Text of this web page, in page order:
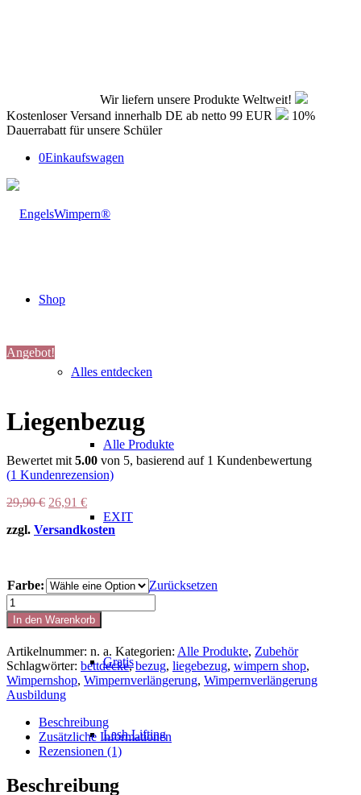
Wir liefern unsere Produkte Weltweit!
Kostenloser Versand innerhalb DE ab netto 99 EUR
10%
Dauerrabatt für unsere Schüler
0Einkaufswagen
Shop
Alles entdecken
Alle Produkte
EXIT
SALE %
Gratis
Lash Lifting
Angebot!
Liegenbezug
Bewertet mit 5.00 von 5, basierend auf 1 Kundenbewertung
(1 Kundenrezension)
29,90€ Ursprünglicher
war:
26,91 €Aktueller
Preis
ist:
zzgl. Versandkosten
Farbe:
Zurücksetzen
Liegenbezug
Menge
In den Warenkorb
Artikelnummer: n. a. Kategorien: Alle Produkte, Zubehör
Schlagwörter: bettdecke,bezug, liegebezug, wimpern shop,
Wimpernshop, Wimpernverlängerung, Wimpernverlängerung
Ausbildung
Beschreibung
Zusätzliche Informationen
Rezensionen (1)
Beschreibung